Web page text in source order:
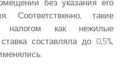
Соответственно, такие
налогом как нежилые
составляла до 0,5%,